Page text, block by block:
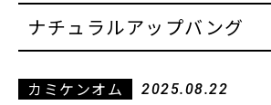
ナチュラルアップバング
カミケンオム 2025.08.22